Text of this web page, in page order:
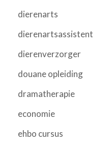
dierenarts
dierenartsassistent
dierenverzorger
douane opleiding
dramatherapie
economie
ehbo cursus